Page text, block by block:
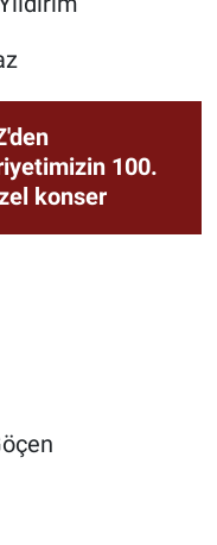
100.
konser